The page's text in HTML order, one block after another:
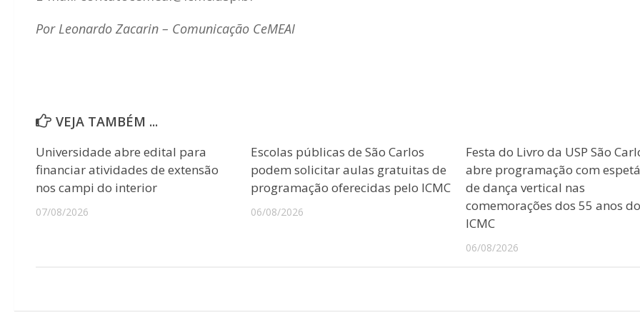
Por Leonardo Zacarin – Comunicação CeMEAI
VEJA TAMBÉM ...
Universidade abre edital para
financiar atividades de extensão
nos campi do interior
07/08/2026
Escolas públicas de São Carlos
podem solicitar aulas gratuitas de
programação oferecidas pelo ICMC
06/08/2026
Festa do Livro da USP São
abre programação com
de dança vertical nas
comemorações dos 55 anos do
ICMC
06/08/2026